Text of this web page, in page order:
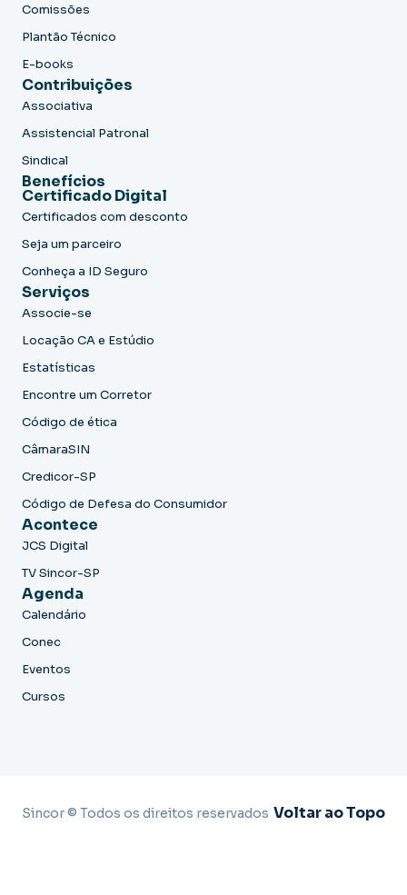
Comissões
Plantão Técnico
E-books
Contribuições
Associativa
Assistencial Patronal
Sindical
Benefícios
Certificado Digital
Certificados com desconto
Seja um parceiro
Conheça a ID Seguro
Serviços
Associe-se
Locação CA e Estúdio
Estatísticas
Encontre um Corretor
Código de ética
CâmaraSIN
Credicor-SP
Código de Defesa do Consumidor
Acontece
JCS Digital
TV Sincor-SP
Agenda
Calendário
Conec
Eventos
Cursos
Sincor © Todos os direitos reservados Voltar ao Topo